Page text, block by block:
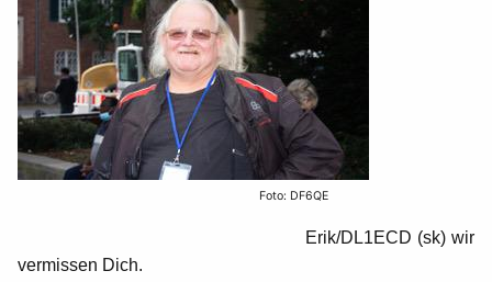
Foto: DF6QE
Erik/DL1ECD (sk) wir
vermissen Dich.